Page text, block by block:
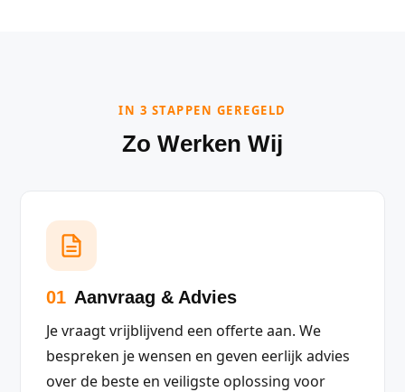
IN 3 STAPPEN GEREGELD
Zo Werken Wij
01 Aanvraag & Advies
Je vraagt vrijblijvend een offerte aan. We
bespreken je wensen en geven eerlijk advies
over de beste en veiligste oplossing voor